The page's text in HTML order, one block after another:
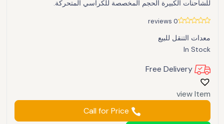
للشاحنات الكبيرة الحجم المخصصة للكراسي المتحركة.
0 reviews
معدات التنقل للبيع
In Stock
Free Delivery
view Item